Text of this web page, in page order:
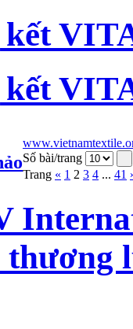
Số bài/trang
Trang « 1 2 3 4 ... 41